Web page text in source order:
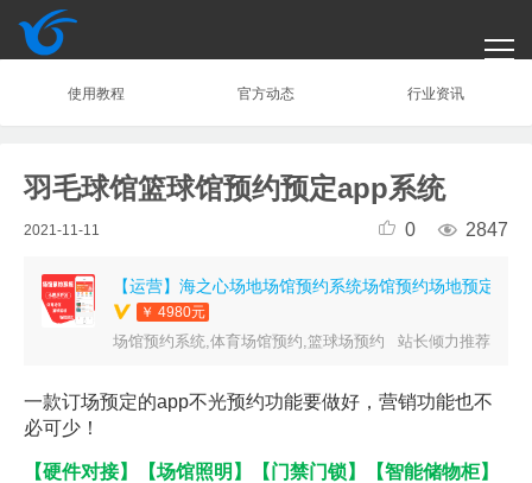
首页应用服务合作文章运营合规指南
注册/登录
使用教程 官方动态 行业资讯
羽毛球馆篮球馆预约预定app系统
2021-11-11  0  2847
￥ 4980元
场馆预约系统,体育场馆预约,篮球场预约 站长倾力推荐
一款订场预定的app不光预约功能要做好，营销功能也不
必可少！
【硬件对接】【场馆照明】【门禁门锁】【智能储物柜】